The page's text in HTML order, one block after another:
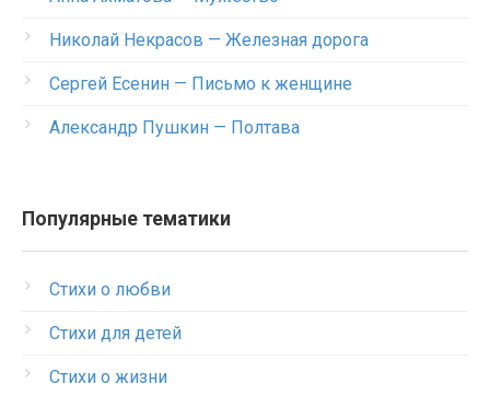
Николай Некрасов — Железная дорога
Сергей Есенин — Письмо к женщине
Александр Пушкин — Полтава
Популярные тематики
Стихи о любви
Стихи для детей
Стихи о жизни